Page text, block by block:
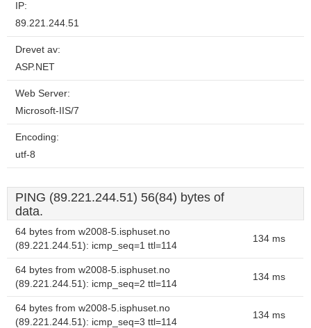
IP:
89.221.244.51
Drevet av:
ASP.NET
Web Server:
Microsoft-IIS/7
Encoding:
utf-8
PING (89.221.244.51) 56(84) bytes of
data.
64 bytes from w2008-5.isphuset.no
(89.221.244.51): icmp_seq=1 ttl=114
134 ms
64 bytes from w2008-5.isphuset.no
(89.221.244.51): icmp_seq=2 ttl=114
134 ms
64 bytes from w2008-5.isphuset.no
(89.221.244.51): icmp_seq=3 ttl=114
134 ms